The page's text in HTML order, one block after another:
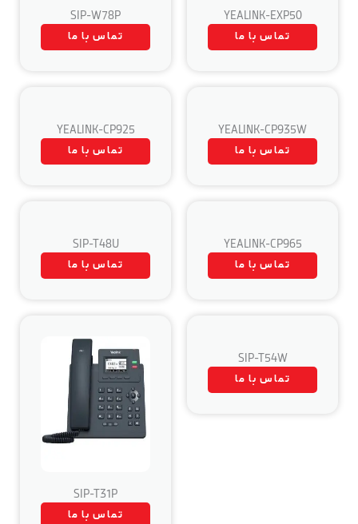
YEALINK-EXP50
تماس با ما
SIP-W78P
تماس با ما
YEALINK-CP935W
تماس با ما
YEALINK-CP925
تماس با ما
YEALINK-CP965
تماس با ما
SIP-T48U
تماس با ما
SIP-T54W
تماس با ما
SIP-T31P
تماس با ما